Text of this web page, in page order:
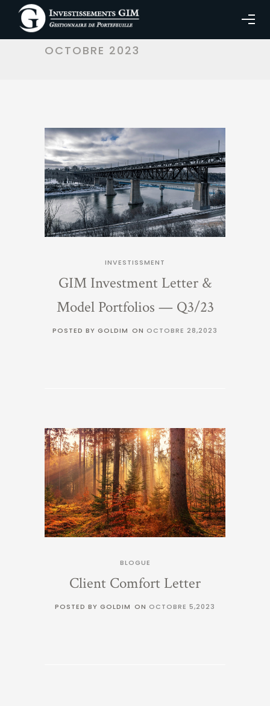
MONTHLY ARCHIVES:
OCTOBRE 2023
INVESTISSMENT
GIM Investment Letter &
Model Portfolios — Q3/23
POSTED BY GOLDIM ON OCTOBRE 28,2023
BLOGUE
Client Comfort Letter
POSTED BY GOLDIM ON OCTOBRE 5,2023